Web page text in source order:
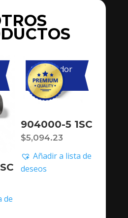
de
Catalizador
Primario
904000-5 1SC
$5,094.23
Añadir a lista de
deseos